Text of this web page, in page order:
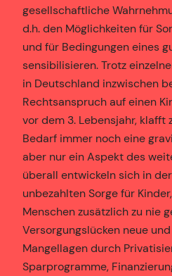
gesellschaftliche
d.h. den Möglichkeiten für
und für Bedingungen eines
sensibilisieren. Trotz
in Deutschland inzwischen
Rechtsanspruch auf einen
vor dem 3. Lebensjahr, klafft
Bedarf immer noch eine
aber nur ein Aspekt des
überall entwickeln sich in
unbezahlten Sorge für
Menschen zusätzlich zu nie
Versorgungslücken neue
Mangellagen durch
Sparprogramme,